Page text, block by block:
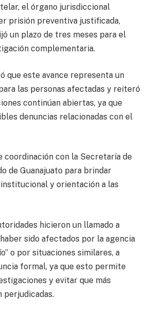
el órgano jurisdiccional
prisión preventiva justificada,
un plazo de tres meses para el
complementaria.
que este avance representa un
las personas afectadas y reiteró
continúan abiertas, ya que
denuncias relacionadas con el
coordinación con la Secretaría de
de Guanajuato para brindar
y orientación a las
hicieron un llamado a
sido afectados por la agencia
o por situaciones similares, a
formal, ya que esto permite
y evitar que más
perjudicadas.